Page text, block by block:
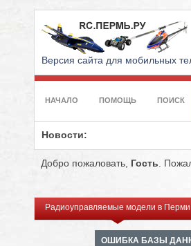
Версия сайта для мобильных
НАЧАЛО ПОМОЩЬ ПОИСК
Новости:
Добро пожаловать, Гость .
Радиоуправляемые модели в Перми
ОШИБКА БАЗЫ